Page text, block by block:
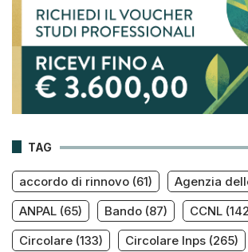
TAG
accordo di rinnovo (61) Agenzia
ANPAL (65) Bando (87) CCNL
Circolare (133) Circolare Inps (265)